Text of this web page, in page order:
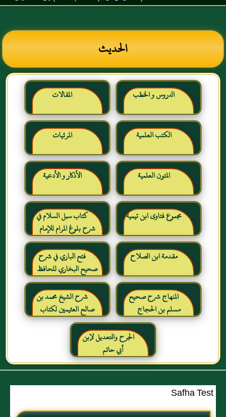
الحديث
الدروس و الخطب المقالات
الكتب العلمية المرئيات
المتون العلمية الأذكار و الأدعية
مجموع فتاوى ابن تيمية
كتاب سبل السلام في
شرح بلوغ المرام للإمام
الصنعاني رحمه الله
مقدمة ابن الصلاح
فتح الباري في شرح
صحيح البخاري للحافظ
ابن حجر العسقلاني
المنهاج شرح صحيح
مسلم بن الحجاج
شرح الشيخ محمد بن
صالح العثيمين لكتاب
رياض الصالحين للإمام
النووي رحمهم الله تعالىالجرح والتعديل لإبن
أبي حاتم
Safha Test